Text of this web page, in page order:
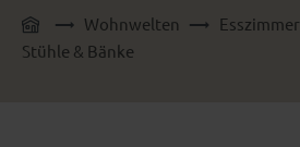
Wohnwelten
Esszimmer
Stühle & Bänke